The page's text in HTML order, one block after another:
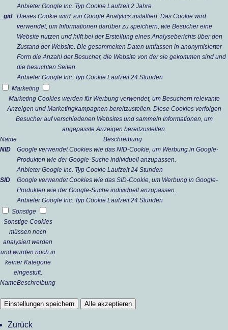
Anbieter Google Inc. Typ Cookie Laufzeit 2 Jahre
_gid
Dieses Cookie wird von Google Analytics installiert. Das Cookie wird
verwendet, um Informationen darüber zu speichern, wie Besucher eine
Website nutzen und hilft bei der Erstellung eines Analyseberichts über den
Zustand der Website. Die gesammelten Daten umfassen in anonymisierter
Form die Anzahl der Besucher, die Website von der sie gekommen sind und
die besuchten Seiten.
Anbieter Google Inc. Typ Cookie Laufzeit 24 Stunden
Marketing
Marketing Cookies werden für Werbung verwendet, um Besuchern relevante
Anzeigen und Marketingkampagnen bereitzustellen. Diese Cookies verfolgen
Besucher auf verschiedenen Websites und sammeln Informationen, um
angepasste Anzeigen bereitzustellen.
Name
Beschreibung
NID
Google verwendet Cookies wie das NID-Cookie, um Werbung in Google-
Produkten wie der Google-Suche individuell anzupassen.
Anbieter Google Inc. Typ Cookie Laufzeit 24 Stunden
SID
Google verwendet Cookies wie das SID-Cookie, um Werbung in Google-
Produkten wie der Google-Suche individuell anzupassen.
Anbieter Google Inc. Typ Cookie Laufzeit 24 Stunden
Sonstige
Sonstige Cookies
müssen noch
analysiert werden
und wurden noch in
keiner Kategorie
eingestuft.
NameBeschreibung
Einstellungen speichern Alle akzeptieren
Zurück